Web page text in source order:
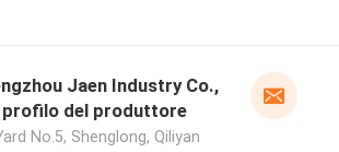
Jaen Industry Co.,
del produttore
No.5, Shenglong, Qiliyan